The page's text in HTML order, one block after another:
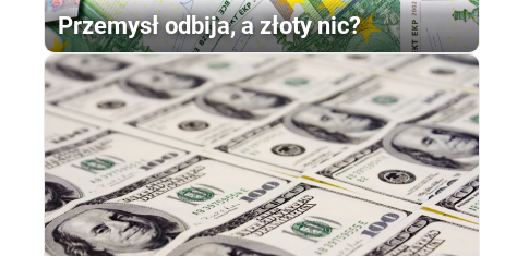
Przemysł odbija, a złoty nic?